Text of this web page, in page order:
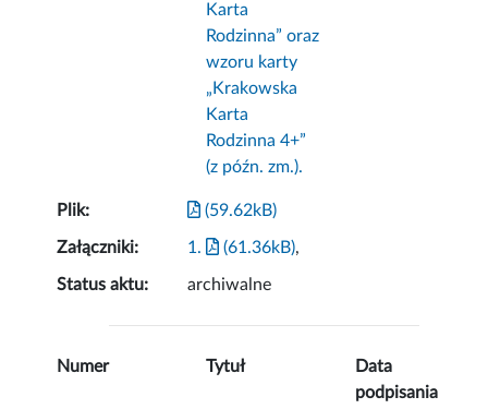
Karta
Rodzinna” oraz
wzoru karty
„Krakowska
Karta
Rodzinna 4+”
(z późn. zm.).
Plik: (59.62kB)
Załączniki: 1. (61.36kB),
Status aktu: archiwalne
Numer Tytuł
Data
podpisania